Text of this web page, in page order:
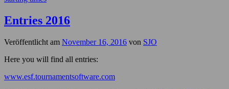
Entries 2016
Veröffentlicht am November 16, 2016 von SJO
Here you will find all entries:
www.esf.tournamentsoftware.com